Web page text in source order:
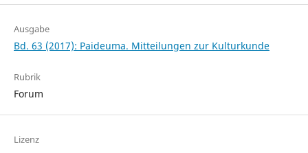
Ausgabe
Bd. 63 (2017): Paideuma. Mitteilungen zur Kulturkunde
Rubrik
Forum
Lizenz